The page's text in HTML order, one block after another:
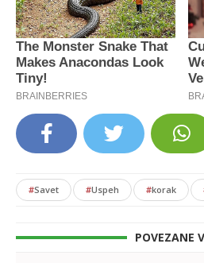
#Savet #Uspeh #korak
POVEZANE